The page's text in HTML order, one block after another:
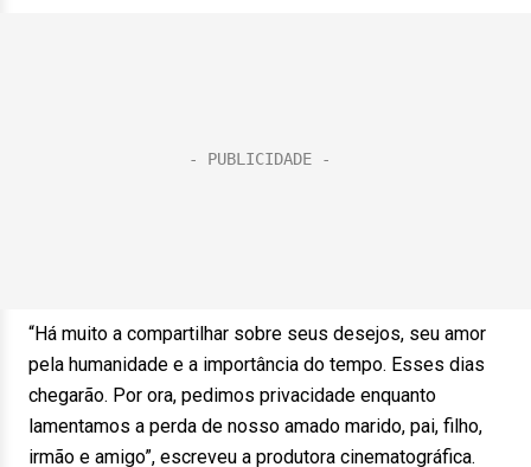
“Há muito a compartilhar sobre seus desejos, seu amor
pela humanidade e a importância do tempo. Esses dias
chegarão. Por ora, pedimos privacidade enquanto
lamentamos a perda de nosso amado marido, pai, filho,
irmão e amigo”, escreveu a produtora cinematográfica.